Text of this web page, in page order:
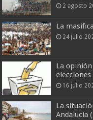
2 agosto
La
24 julio
La
16 julio
La
Andalucía